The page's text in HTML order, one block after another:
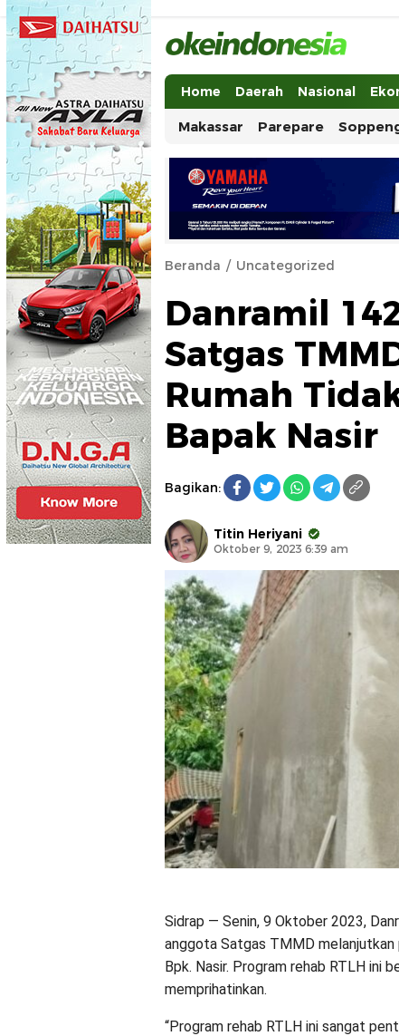
Okeindonesia.Online
Mengonlinekan Indonesia Secara
Home Daerah Nasional
Makassar Parepare
Beranda Uncategorized
Danramil
Satgas
Rumah
Bapak Nasir
Bagikan:
Titin Heriyani
Oktober 9, 2023 6:39 am
Sidrap — Senin, 9 Oktober 2023,
anggota Satgas TMMD melanjutkan
Bpk. Nasir. Program rehab RTLH ini
memprihatinkan.
“Program rehab RTLH ini sangat